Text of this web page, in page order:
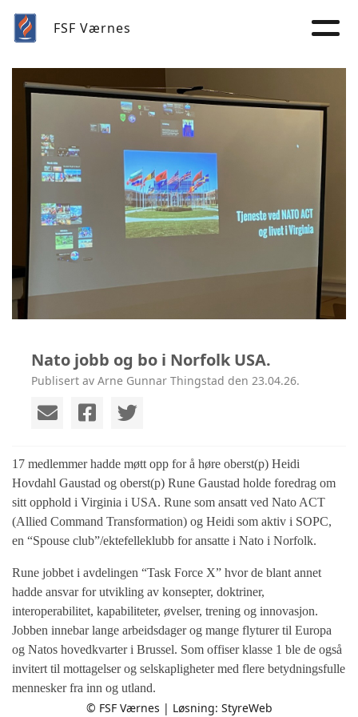
FSF Værnes
Nato jobb og bo i Norfolk USA.
Publisert av Arne Gunnar Thingstad den 23.04.26.
17 medlemmer hadde møtt opp for å høre oberst(p) Heidi
Hovdahl Gaustad og oberst(p) Rune Gaustad holde foredrag om
sitt opphold i Virginia i USA. Rune som ansatt ved Nato ACT
(Allied Command Transformation) og Heidi som aktiv i SOPC,
en “Spouse club”/ektefelleklubb for ansatte i Nato i Norfolk.
Rune jobbet i avdelingen “Task Force X” hvor de blant annet
hadde ansvar for utvikling av konsepter, doktriner,
interoperabilitet, kapabiliteter, øvelser, trening og innovasjon.
Jobben innebar lange arbeidsdager og mange flyturer til Europa
og Natos hovedkvarter i Brussel. Som offiser klasse 1 ble de også
invitert til mottagelser og selskapligheter med flere betydningsfulle
mennesker fra inn og utland.
© FSF Værnes | Løsning: StyreWeb